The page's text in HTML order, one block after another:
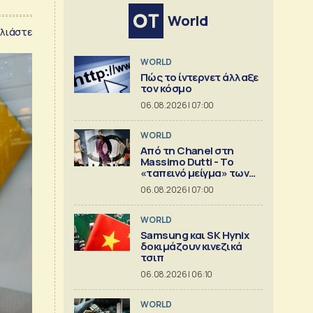
World
WORLD
Πώς το ίντερνετ άλλαξε
τον κόσμο
06.08.2026 | 07:00
WORLD
Από τη Chanel στη
Massimo Dutti - Το
«ταπεινό μείγμα» των
best seller
06.08.2026 | 07:00
WORLD
Samsung και SK Hynix
δοκιμάζουν κινεζικά
τσιπ
06.08.2026 | 06:10
WORLD